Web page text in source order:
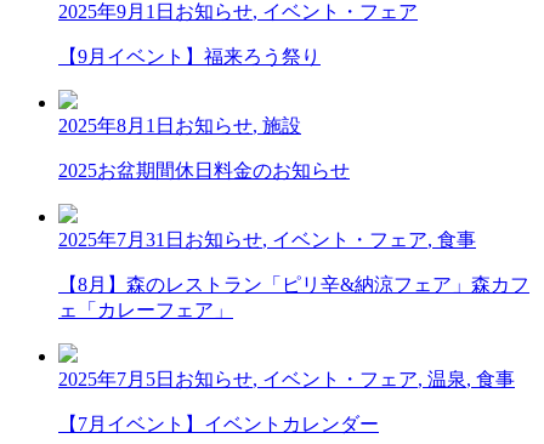
2025年9月1日 お知らせ, イベント・フェア
【9月イベント】福来ろう祭り
2025年8月1日 お知らせ, 施設
2025お盆期間休日料金のお知らせ
2025年7月31日 お知らせ, イベント・フェア, 食事
【8月】森のレストラン「ピリ辛&納涼フェア」森カフ
ェ「カレーフェア」
2025年7月5日 お知らせ, イベント・フェア, 温泉, 食事
【7月イベント】イベントカレンダー